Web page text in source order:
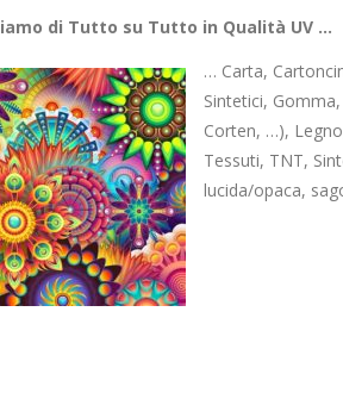
di Tutto su Tutto in Qualità UV …
… Carta,
Sintetici,
Corten, …),
Tessuti, TNT,
lucida/opaca,